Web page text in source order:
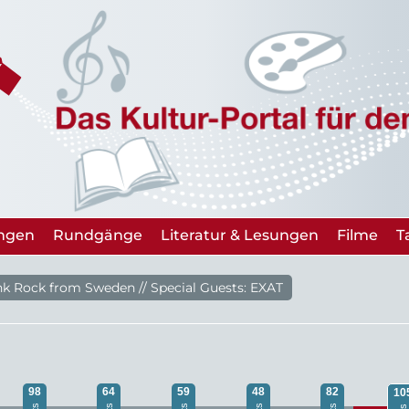
Rundgänge Literatur & Lesungen Filme
Rock from Sweden // Special Guests: EXAT
98 64 59 48 82